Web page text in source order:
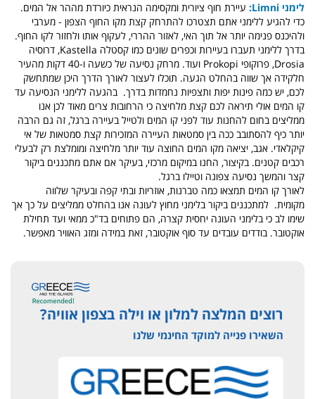
לימני Limni:
עיירת חוף ציורית ומקסימה הנראית כיורדת מההר אל המים.
כדי להגיע ללימני אתם תצטרכו להתרחק קצת מקו החוף הצפון - מערבי
ולהיכנס פנימה יותר אל תוך האי, לאזור ההררי, לעקוף אותו ולחזור לקו החוף.
בדרך ללימני תעברו בעיירות וכפרים שונים כמו קסטלה Kastella, דרוסיה
Drosia, פרוקופי Prokopi ועוד. מרחק נסיעה של כשעה ו-40 דקות מהעיר
חלקידה אך שווה בהחלט הגעה. תוכלו לעצור לאורך הדרך היכן שמתחשק
לכם, יש כמה פינות יפות ותצפיות נחמדות בדרך. בהגעה ללימני הנסיעה עד
קו המים אולי תיראה לכם קצת מלחיצה כי הרחובות צרים מאוד לכן אנו
ממליצים בחום להחנות עוד לפני קו המים ולטייל בעיירה ברגל, זה גם הרבה
יותר כיף להסתובב ככה בין סמטאות העיירה המזכירות קצת סמטאות של אי
קיקלאדי. אגב, יציאה מקו המים החוצה עוד יותר מלחיצה ומומלצת רק לבעלי
רכבים קטנים. בקיצור, החנו במיקום מרכזי, בעיקר אם אתם מתכננים ביקור
קצר והמשך נסיעה צפונה וטיילו ברגל.
לאורך קו המים תמצאו כמה טברנות, אוזריות ובתי קפה ובעיקר שלווה
מקומית. למתכננים ביקור בלימני מחוץ לעונה אנו בהחלט ממליצים על כך אך
שימו לב כי בלימני העונה יחסית קצרה, הם פתוחים בד"כ ממאי ועד תחילת
אוקטובר. בודדים עובדים עד סוף אוקטובר, זאת במידה ומזג האוויר מאפשר.
רוצים המלצה למלון או וילה בצפון אוויה?
השאירו פנייה למוקד החינמי שלנו